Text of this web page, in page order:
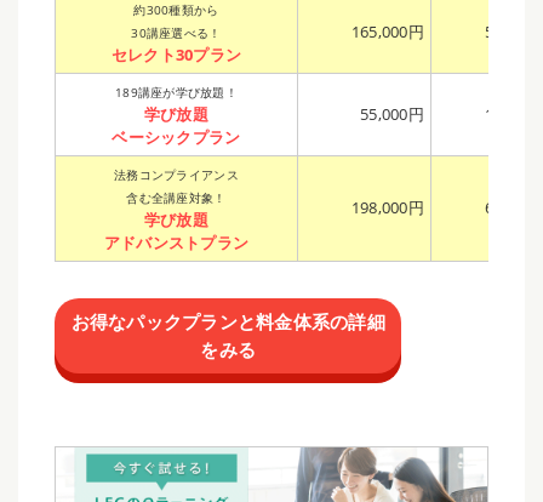
約300種類から
30講座選べる！
セレクト30プラン
165,000円
189講座が学び放題！
学び放題
ベーシックプラン
55,000円
法務コンプライアンス
含む全講座対象！
学び放題
アドバンストプラン
198,000円
お得なパックプランと料金体系の詳細
をみる